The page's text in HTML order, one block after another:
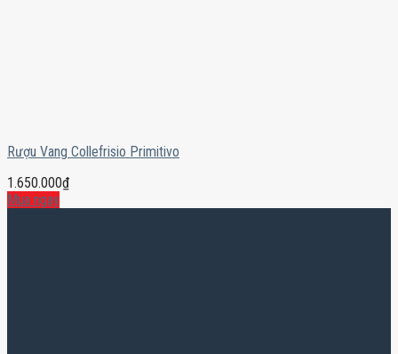
Rượu Vang Collefrisio Primitivo
1.650.000₫
Mua ngay